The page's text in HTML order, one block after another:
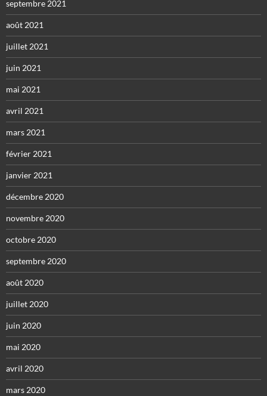
septembre 2021
août 2021
juillet 2021
juin 2021
mai 2021
avril 2021
mars 2021
février 2021
janvier 2021
décembre 2020
novembre 2020
octobre 2020
septembre 2020
août 2020
juillet 2020
juin 2020
mai 2020
avril 2020
mars 2020